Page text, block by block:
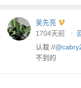
吴先亮
1704天前 ·
认栽 //
不到的